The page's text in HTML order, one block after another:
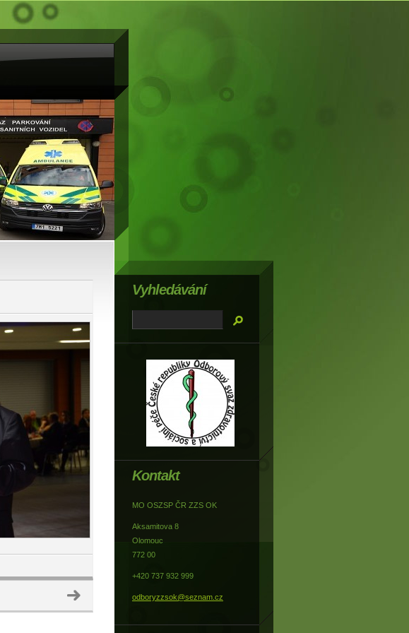
Kontakt
MO OSZSP ČR ZZS OK
Aksamitova 8
Olomouc
772 00
+420 737 932 999
odboryzzsok@seznam.cz
Vyhledávání